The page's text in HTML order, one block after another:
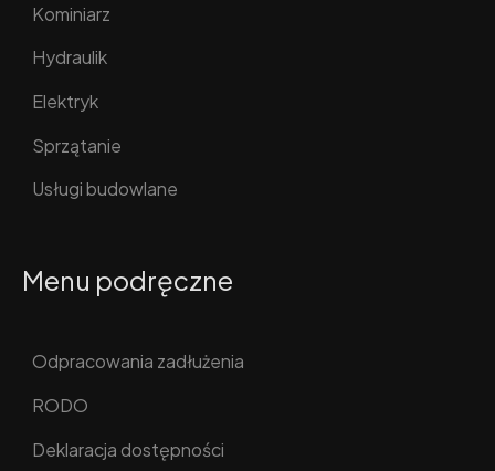
Kominiarz
Hydraulik
Elektryk
Sprzątanie
Usługi budowlane
Menu podręczne
Odpracowania zadłużenia
RODO
Deklaracja dostępności